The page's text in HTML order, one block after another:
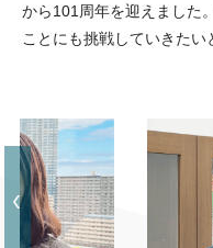
から101周年を迎えました
ことにも挑戦していきたい